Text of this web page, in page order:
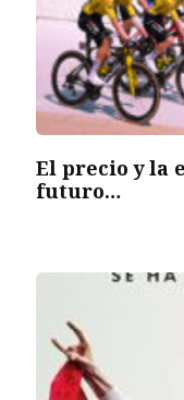
El precio y la
futuro…